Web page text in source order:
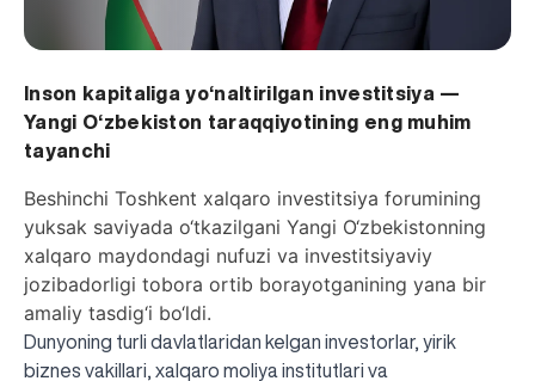
Inson kapitaliga yo‘naltirilgan investitsiya —
Yangi O‘zbekiston taraqqiyotining eng muhim
tayanchi
Beshinchi Toshkent xalqaro investitsiya forumining
yuksak saviyada o‘tkazilgani Yangi O‘zbekistonning
xalqaro maydondagi nufuzi va investitsiyaviy
jozibadorligi tobora ortib borayotganining yana bir
amaliy tasdig‘i bo‘ldi.
Dunyoning turli davlatlaridan kelgan investorlar, yirik
biznes vakillari, xalqaro moliya institutlari va